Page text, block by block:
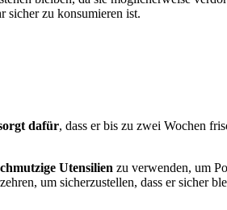
sicher zu konsumieren ist.
dafür, dass er bis zu zwei Wochen
Utensilien zu verwenden, um
um sicherzustellen, dass er sicher